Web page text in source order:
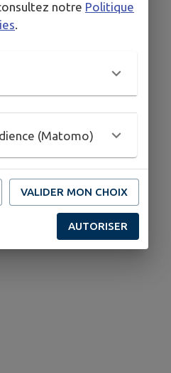
notre Politique
.
(Matomo)
VALIDER MON CHOIX
AUTORISER